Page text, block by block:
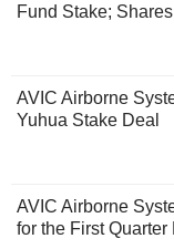
Fund Stake;
AVIC Airborne
Yuhua Stake Deal
AVIC Airborne
for the First